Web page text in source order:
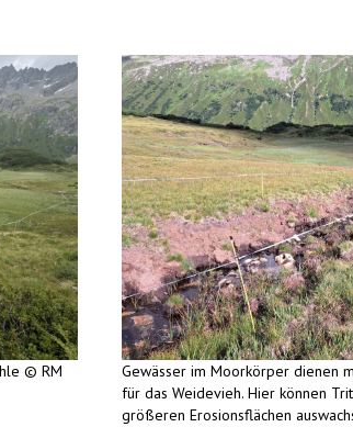
© RM
Gewässer im Moorkörper dienen
für das Weidevieh. Hier können
größeren Erosionsflächen